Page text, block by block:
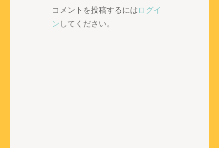
コメントを投稿するにはログイ
ンしてください。